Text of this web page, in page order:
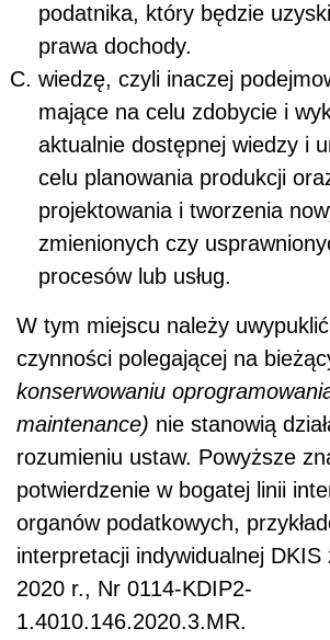
podatnika, który będzie
prawa dochody.
wiedzę, czyli inaczej
mające na celu zdobycie i
aktualnie dostępnej wiedzy i
celu planowania produkcji
projektowania i tworzenia
zmienionych czy
procesów lub usług.
W tym miejscu należy
czynności polegającej na
konserwowaniu
maintenance) nie stanowią
rozumieniu ustaw. Powyższe
potwierdzenie w bogatej linii
organów podatkowych,
interpretacji indywidualnej DKIS
2020 r., Nr 0114-KDIP2-
1.4010.146.2020.3.MR.